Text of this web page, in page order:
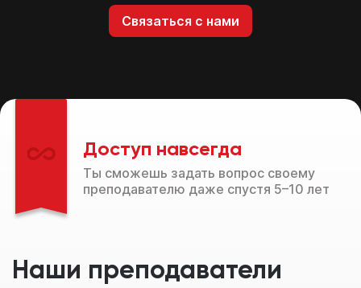
Связаться с нами
Доступ навсегда
Ты сможешь задать вопрос своему
преподавателю даже спустя 5–10 лет
Наши преподаватели